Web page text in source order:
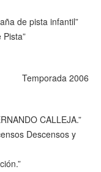
de pista infantil”
Temporada 2006
CALLEJA.”
Descensos y